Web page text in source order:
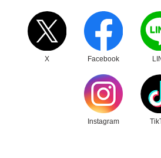
X
別ウィンドウリンク
Facebook
別ウィンドウリンク別ウィ
Instagram
別ウィンドウリンク別ウィ